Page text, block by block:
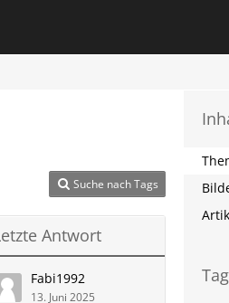
Suche nach Tags
Antwort
Fabi1992
13. Juni 2025